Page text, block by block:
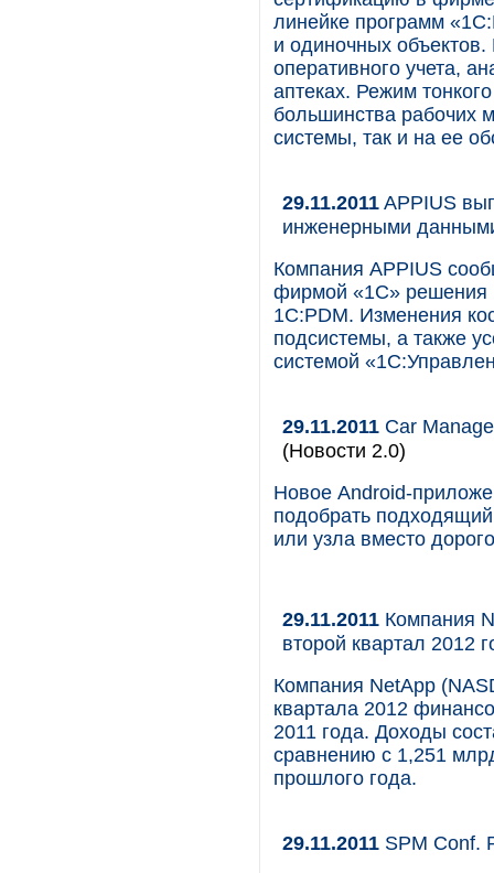
линейке программ
и одиночных объектов.
оперативного учета,
аптеках. Режим
большинства рабочих
системы, так и на ее
29.11.2011APPIUS
инженерными
Компания APPIUS
фирмой «1С» решения
1C:PDM. Изменения
подсистемы, а также
системой
29.11.2011 Car
(Новости 2.0)
Новое Android-
подобрать
или узла вместо
29.11.2011 Компания
второй квартал 2012
Компания NetApp
квартала 2012
2011 года. Доходы
сравнению с 1,251
прошлого года.
29.11.2011 SPM Conf.